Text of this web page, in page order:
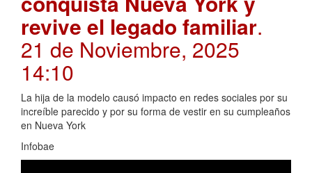
revive el legado familiar.
21 de Noviembre, 2025
14:10
La hija de la modelo causó impacto en redes sociales por su
increíble parecido y por su forma de vestir en su cumpleaños
en Nueva York
Infobae